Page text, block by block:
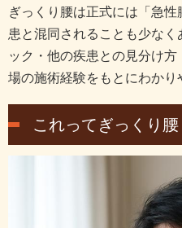
ぎっくり腰は正式には「急
患と混同されることも少な
ック・他の疾患との見分け
場の施術経験をもとにわかり
これってぎっくり